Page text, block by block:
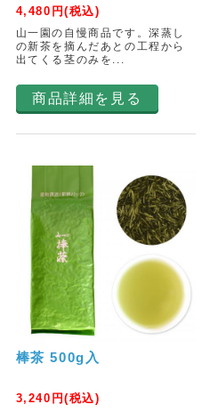
4,480 円(税込)
山一園の自慢商品です。深蒸し
の新茶を摘んだあとの工程から
出てくる茎のみを...
商品詳細を見る
棒茶 500g入
3,240 円(税込)